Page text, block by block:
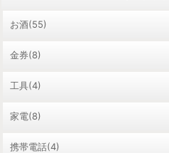
お酒(55)
金券(8)
工具(4)
家電(8)
携帯電話(4)